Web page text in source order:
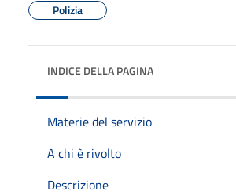
Polizia
INDICE DELLA PAGINA
Materie del servizio
A chi è rivolto
Descrizione